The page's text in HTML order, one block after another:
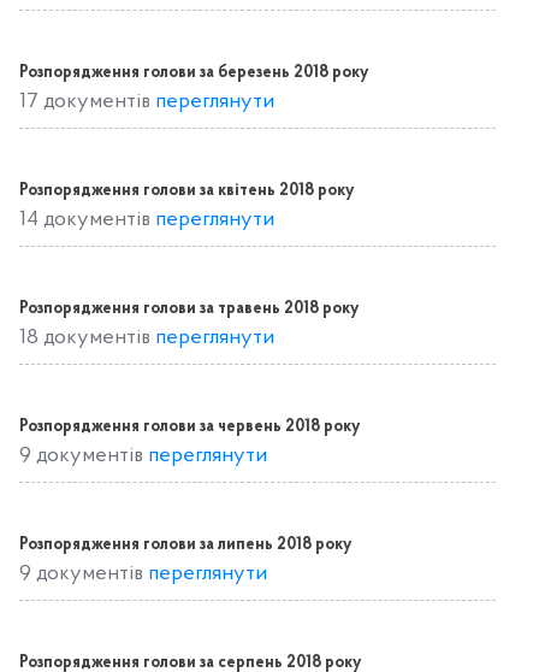
Розпорядження голови за березень 2018 року
17 документів переглянути
Розпорядження голови за квітень 2018 року
14 документів переглянути
Розпорядження голови за травень 2018 року
18 документів переглянути
Розпорядження голови за червень 2018 року
9 документів переглянути
Розпорядження голови за липень 2018 року
9 документів переглянути
Розпорядження голови за серпень 2018 року